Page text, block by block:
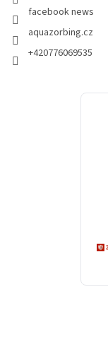
facebook news
aquazorbing.cz
+420776069535